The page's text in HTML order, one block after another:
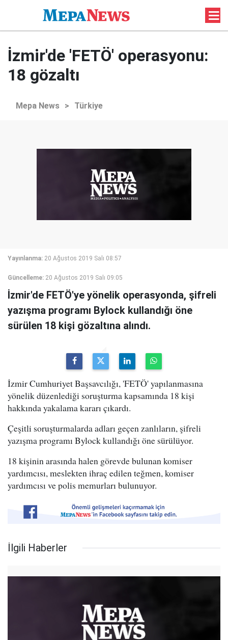
İzmir'de 'FETÖ' operasyonu:
18 gözaltı
Mepa News > Türkiye
Yayınlanma: 20 Ağustos 2019 Salı 08:57
Güncelleme: 20 Ağustos 2019 Salı 09:05
İzmir'de FETÖ'ye yönelik operasyonda, şifreli
yazışma programı Bylock kullandığı öne
sürülen 18 kişi gözaltına alındı.
İzmir Cumhuriyet Başsavcılığı, 'FETÖ' yapılanmasına
yönelik düzenlediği soruşturma kapsamında 18 kişi
hakkında yakalama kararı çıkardı.
Çeşitli soruşturmalarda adları geçen zanlıların, şifreli
yazışma programı Bylock kullandığı öne sürülüyor.
18 kişinin arasında halen görevde bulunan komiser
yardımcısı, meslekten ihraç edilen teğmen, komiser
yardımcısı ve polis memurları bulunuyor.
İlgili Haberler